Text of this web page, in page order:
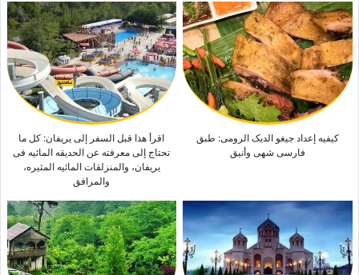
الأجر الروحی العظیم لرعایه المرضى وتمریضهم فی الآخره
یقول ترامب إن الحرب مع إیران قد تنتهی قریبًا، ویطلق ادعاءً جدیدًا بشأن السیطره
على مضیق هرمز
بزشکیان بشأن تقسیم الناس إلى «مقرّبین» و«غرباء»: لقد افترضنا أن المتدینین هم
«المقرّبون» وأن الآخرین لیسوا کذلک
وزیر الخارجیه یوجّه رساله قویه إلى الدول المجاوره: لقد حان الوقت لـ…
کیفیه إعداد جیغو الدیک الرومی: طبق
فارسی شهی وأنیق
اقرأ هذا قبل السفر إلى یریفان: کل ما
تحتاج إلى معرفته عن الحدیقه المائیه فی
یریفان، والمنزلقات المائیه المثیره،
والمرافق